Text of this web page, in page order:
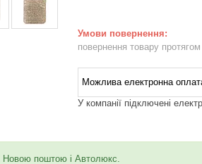
повернення товару протягом
У компанії підключені
Новою поштою і Автолюкс.